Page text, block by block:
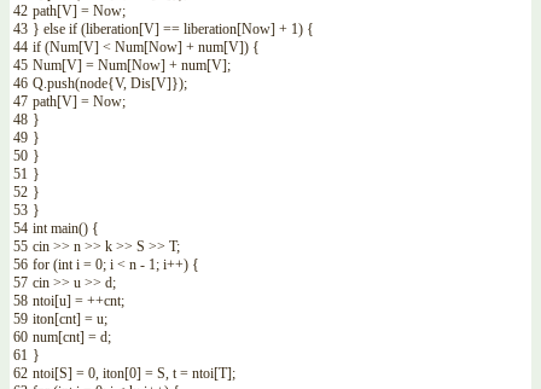
42
43
44
45
46
47
48
49
50
51
52
53
54
55
56
57
58
59
60
61
62
path[V] = Now;
} else if (liberation[V] == liberation[Now] + 1) {
if (Num[V] < Num[Now] + num[V]) {
Num[V] = Num[Now] + num[V];
Q.push(node{V, Dis[V]});
path[V] = Now;
}
}
}
}
}
}
int main() {
cin >> n >> k >> S >> T;
for (int i = 0; i < n - 1; i++) {
cin >> u >> d;
ntoi[u] = ++cnt;
iton[cnt] = u;
num[cnt] = d;
}
ntoi[S] = 0, iton[0] = S, t = ntoi[T];